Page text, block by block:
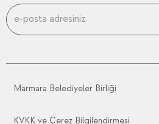
Marmara Belediyeler Birliği
KVKK ve Çerez Bilgilendirmesi